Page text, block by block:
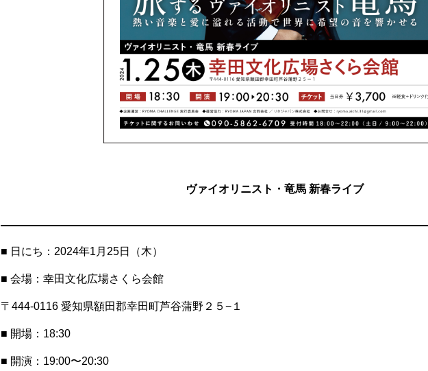
ヴァイオリニスト・竜馬 新春ライブ
■ 日にち：2024年1月25日（木）
■ 会場：幸田文化広場さくら会館
〒444-0116 愛知県額田郡幸田町芦谷蒲野２５−１
■ 開場：18:30
■ 開演：19:00〜20:30